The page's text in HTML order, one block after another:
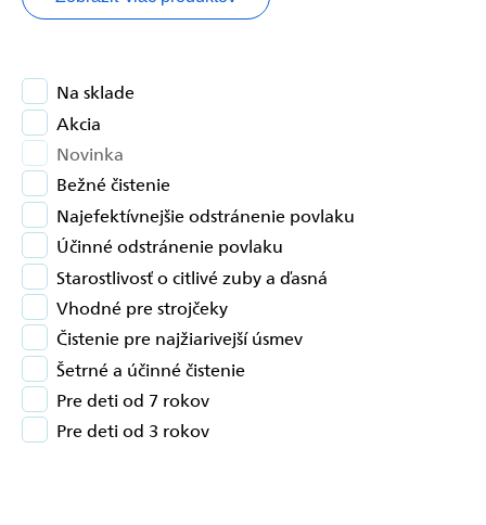
Na sklade
Akcia
Novinka
Bežné čistenie
Najefektívnejšie odstránenie povlaku
Účinné odstránenie povlaku
Starostlivosť o citlivé zuby a ďasná
Vhodné pre strojčeky
Čistenie pre najžiarivejší úsmev
Šetrné a účinné čistenie
Pre deti od 7 rokov
Pre deti od 3 rokov